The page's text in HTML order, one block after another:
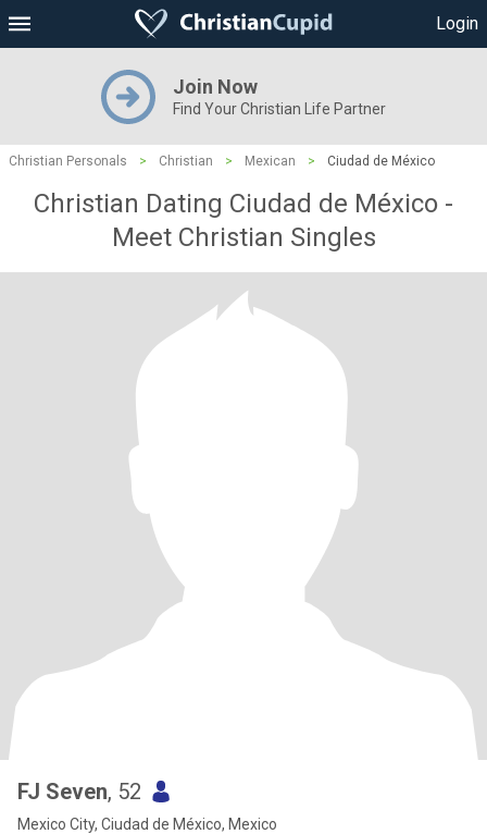
Login
Join Now
Find Your Christian Life Partner
Christian Personals > Christian > Mexican > Ciudad de México
Christian Dating Ciudad de México -
Meet Christian Singles
FJ Seven, 52
Mexico City, Ciudad de México, Mexico